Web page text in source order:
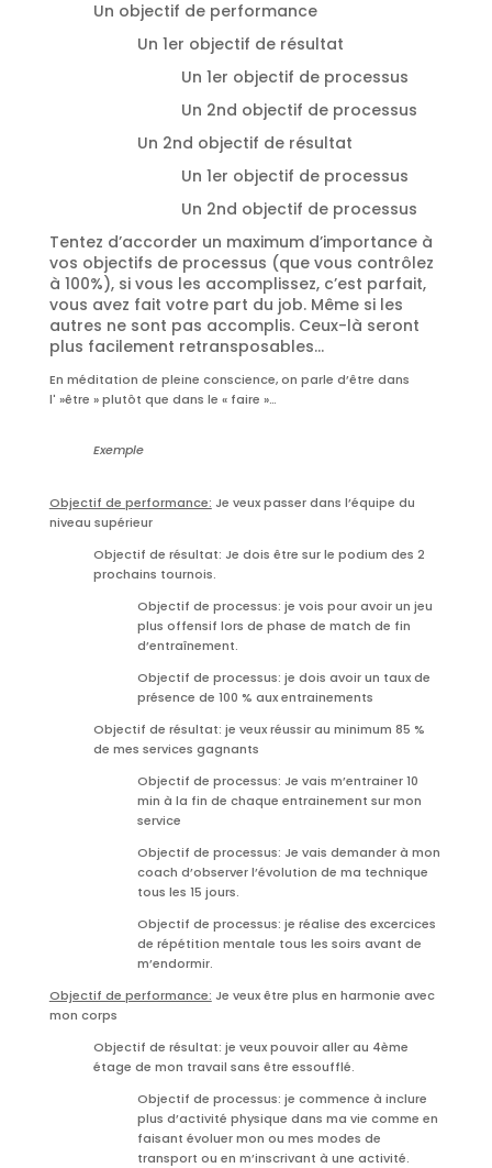
Un objectif de performance
Un 1er objectif de résultat
Un 1er objectif de processus
Un 2nd objectif de processus
Un 2nd objectif de résultat
Un 1er objectif de processus
Un 2nd objectif de processus
Tentez d’accorder un maximum d’importance à
vos objectifs de processus (que vous contrôlez
à 100%), si vous les accomplissez, c’est parfait,
vous avez fait votre part du job. Même si les
autres ne sont pas accomplis. Ceux-là seront
plus facilement retransposables…
En méditation de pleine conscience, on parle d’être dans
l' »être » plutôt que dans le « faire »…
Exemple
Objectif de performance: Je veux passer dans l’équipe du
niveau supérieur
Objectif de résultat: Je dois être sur le podium des 2
prochains tournois.
Objectif de processus: je vois pour avoir un jeu
plus offensif lors de phase de match de fin
d’entraînement.
Objectif de processus: je dois avoir un taux de
présence de 100 % aux entrainements
Objectif de résultat: je veux réussir au minimum 85 %
de mes services gagnants
Objectif de processus: Je vais m’entrainer 10
min à la fin de chaque entrainement sur mon
service
Objectif de processus: Je vais demander à mon
coach d’observer l’évolution de ma technique
tous les 15 jours.
Objectif de processus: je réalise des excercices
de répétition mentale tous les soirs avant de
m’endormir.
Objectif de performance: Je veux être plus en harmonie avec
mon corps
Objectif de résultat: je veux pouvoir aller au 4ème
étage de mon travail sans être essoufflé.
Objectif de processus: je commence à inclure
plus d’activité physique dans ma vie comme en
faisant évoluer mon ou mes modes de
transport ou en m’inscrivant à une activité.